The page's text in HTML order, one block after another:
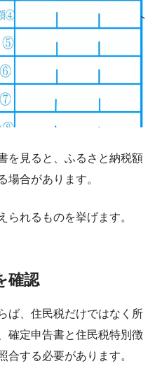
を見ると、ふるさと納税額
場合があります。
られるものを挙げます。
確認
ば、住民税だけではなく所
確定申告書と住民税特別徴
合する必要があります。